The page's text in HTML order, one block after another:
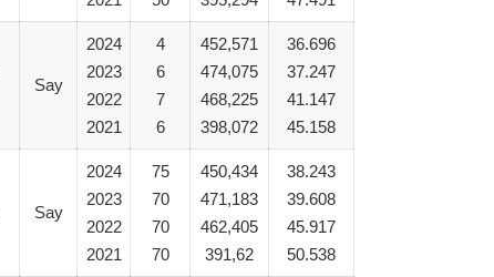
Say
2024
2023
2022
2021
4
6
7
6
452,571
474,075
468,225
398,072
36.696
37.247
41.147
45.158
Say
2024
2023
2022
2021
75
70
70
70
450,434
471,183
462,405
391,62
38.243
39.608
45.917
50.538